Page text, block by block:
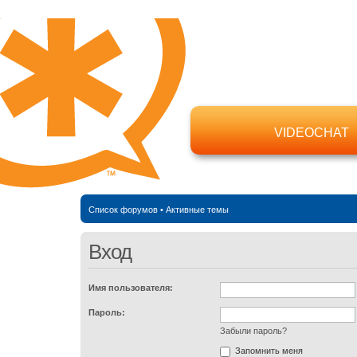
VIDEOCHAT
Список форумов• Активные темы
Вход
Имя пользователя:
Пароль:
Забыли пароль?
Запомнить меня